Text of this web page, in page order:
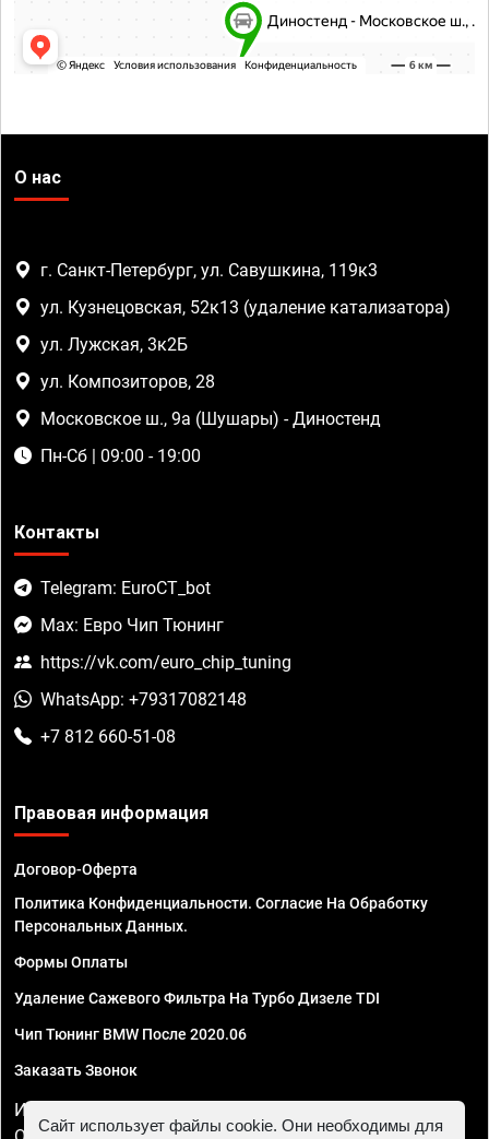
О нас
г. Санкт-Петербург, ул. Савушкина, 119к3
ул. Кузнецовская, 52к13 (удаление катализатора)
ул. Лужская, 3к2Б
ул. Композиторов, 28
Московское ш., 9а (Шушары) - Диностенд
Пн-Сб | 09:00 - 19:00
Контакты
Telegram: EuroCT_bot
Max: Евро Чип Тюнинг
https://vk.com/euro_chip_tuning
WhatsApp: +79317082148
+7 812 660-51-08
Правовая информация
Договор-Оферта
Политика Конфиденциальности. Согласие На Обработку
Персональных Данных.
Формы Оплаты
Удаление Сажевого Фильтра На Турбо Дизеле TDI
Чип Тюнинг BMW После 2020.06
Заказать Звонок
ИП Смирнов Георгий Павлович. ИНН 781302555843,
Сайт использует файлы cookie. Они необходимы для